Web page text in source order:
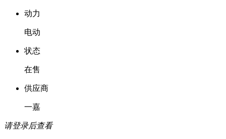
动力
电动
状态
在售
供应商
一嘉
请登录后查看